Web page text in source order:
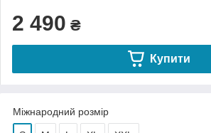
2 490 ₴
Купити
Міжнародний розмір